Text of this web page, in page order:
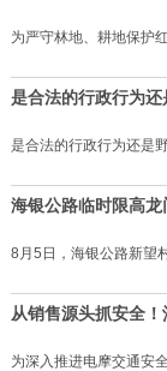
为严守林地、耕地保护
是合法的行政行为
是合法的行政行为还是
海银公路临时限高
8月5日，海银公路新望
从销售源头抓安全
为深入推进电摩交通安